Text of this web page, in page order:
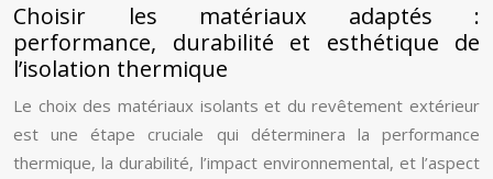
Choisir les matériaux adaptés :
performance, durabilité et esthétique de
l’isolation thermique
Le choix des matériaux isolants et du revêtement extérieur
est une étape cruciale qui déterminera la performance
thermique, la durabilité, l’impact environnemental, et l’aspect